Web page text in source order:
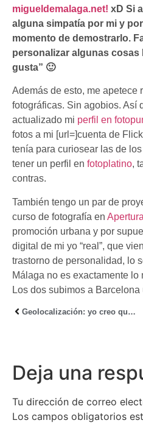
migueldemalaga.net! xD Si
alguna simpatía por mi y
momento de demostrarlo.
personalizar algunas cosas
gusta” 🙂
Además de esto, me apetece
fotográficas. Sin agobios. Así
actualizado mi perfil en
fotos a mi [url=]cuenta de
tenía para curiosear las de
tener un perfil en fotoplatino,
contras.
También tengo un par de
curso de fotografía en Apertura
promoción urbana y por
digital de mi yo “real”, que
trastorno de personalidad, lo
Málaga no es exactamente
Los dos subimos a
Geolocalización: yo creo que sí
Deja una
Tu dirección de correo
Los campos obligatorios